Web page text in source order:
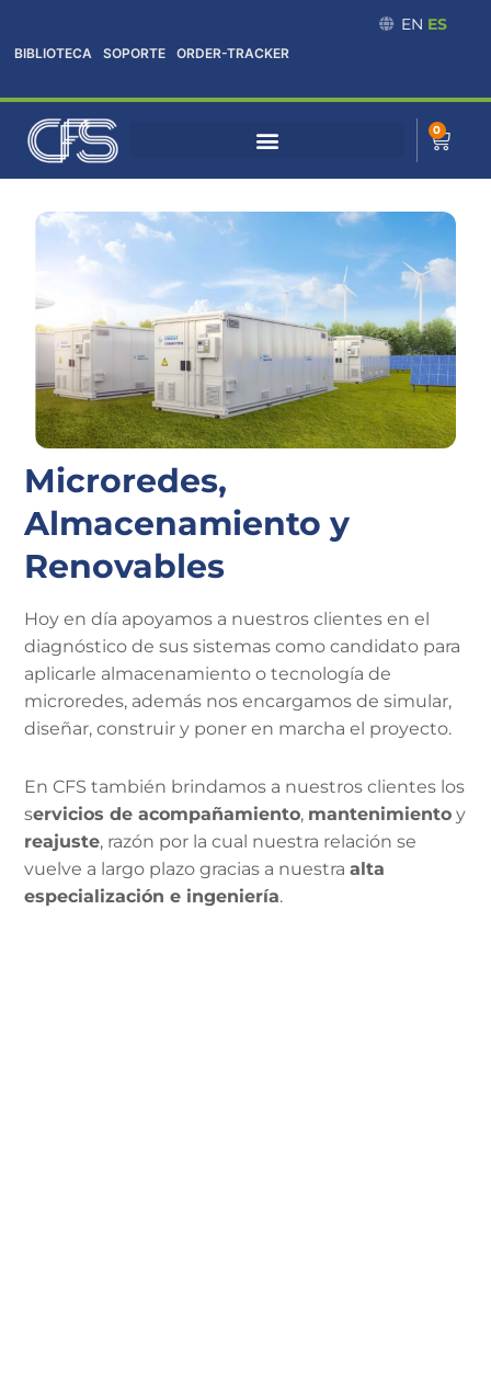
al
contenido
BIBLIOTECA SOPORTE ORDER-TRACKER
EN ES
0
Cart
Microredes,
Almacenamiento y
Renovables
Hoy en día apoyamos a nuestros clientes en el
diagnóstico de sus sistemas como candidato para
aplicarle almacenamiento o tecnología de
microredes, además nos encargamos de simular,
diseñar, construir y poner en marcha el proyecto.
En CFS también brindamos a nuestros clientes los
servicios de acompañamiento, mantenimiento y
reajuste, razón por la cual nuestra relación se
vuelve a largo plazo gracias a nuestraalta
especialización e ingeniería.